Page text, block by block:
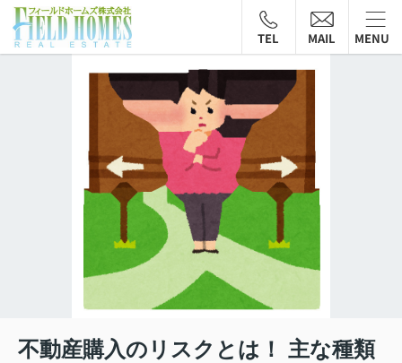
TEL MAIL MENU
不動産購入のリスクとは！ 主な種類